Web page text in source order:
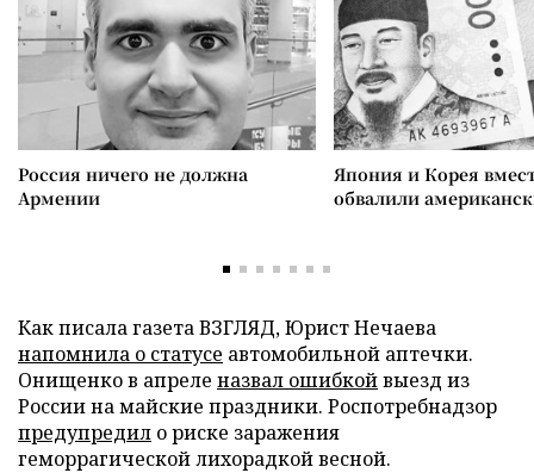
Россия ничего не должна
Армении
Япония и Корея
обвалили
Как писала газета ВЗГЛЯД, Юрист Нечаева
напомнила о статусе автомобильной аптечки.
Онищенко в апреле назвал ошибкойвыезд из
России на майские праздники. Роспотребнадзор
предупредил о риске заражения
геморрагической лихорадкой весной.